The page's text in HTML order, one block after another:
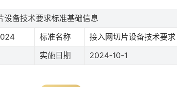
备技术要求标准基础信息
标准名称
接入网切片设备技术要求
实施日期 2024-10-1